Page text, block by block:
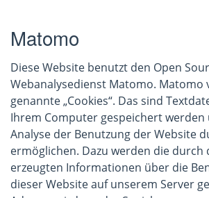
Matomo
Diese Website benutzt den Open
Webanalysedienst Matomo. Matomo
genannte „Cookies“. Das sind
Ihrem Computer gespeichert werden
Analyse der Benutzung der Website
ermöglichen. Dazu werden die durch
erzeugten Informationen über die
dieser Website auf unserem Server